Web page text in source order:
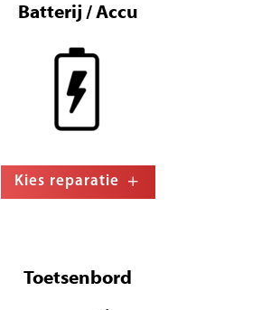
Batterij / Accu
Kies reparatie
Toetsenbord